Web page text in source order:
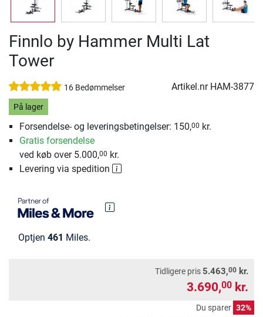
Finnlo by Hammer Multi Lat
Tower
16 Bedømmelser Artikel.nr HAM-3877
På lager
Forsendelse- og leveringsbetingelser: 150,00 kr.
Gratis forsendelse
ved køb over 5.000,00 kr.
Levering via spedition
Optjen 461 Miles.
Tidligere pris 5.463,00 kr.
3.690,00 kr.
Du sparer 32%